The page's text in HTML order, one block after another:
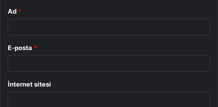
Ad *
E-posta *
İnternet sitesi